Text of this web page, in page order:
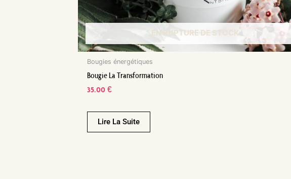
EN RUPTURE DE STOCK
Bougies énergétiques
Bougie La Transformation
35.00€
Lire La Suite